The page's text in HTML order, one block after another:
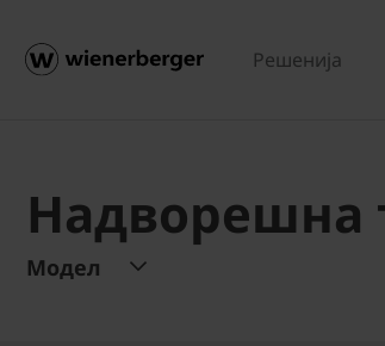
Решенија
Надворешна
Модел